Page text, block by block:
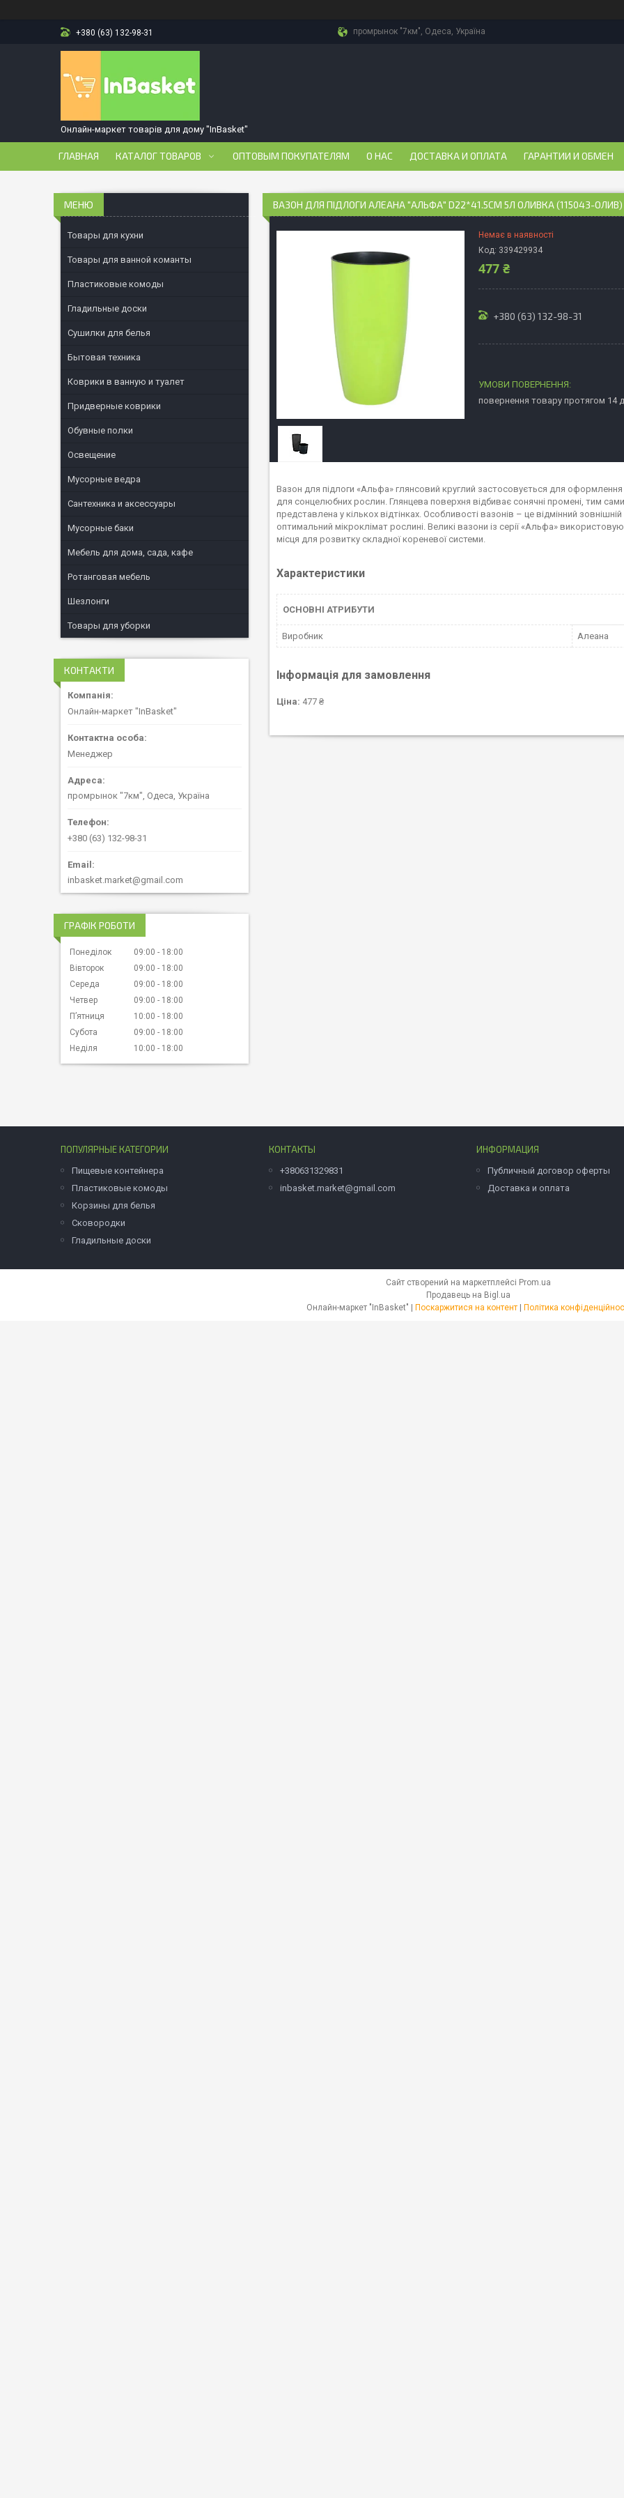
+380 (63) 132-98-31 промрынок "7км", Одеса, Україна
Онлайн-маркет товарів для дому "InBasket"
ГЛАВНАЯ КАТАЛОГ ТОВАРОВ ОПТОВЫМ ПОКУПАТЕЛЯМ О НАС ДОСТАВКА И ОПЛАТА ГАРАНТИИ И ОБМЕН
ВАЗОН ДЛЯ ПІДЛОГИ АЛЕАНА "АЛЬФА" D22*41.5СМ 5Л ОЛИВКА (115043-ОЛИВ)
Немає в наявності
Код: 339429934
477 ₴
+380 (63) 132-98-31
повернення товару протягом 14
Вазон для підлоги «Альфа» глянсовий круглий застосовується для
для сонцелюбних рослин. Глянцева поверхня відбиває сонячні промені, тим
представлена ​​у кількох відтінках. Особливості вазонів – це відмінний
оптимальний мікроклімат рослині. Великі вазони із серії «Альфа»
місця для розвитку складної кореневої системи.
Характеристики
ОСНОВНІ АТРИБУТИ
Виробник Алеана
Інформація для замовлення
Ціна: 477 ₴
Товары для кухни
Товары для ванной команты
Пластиковые комоды
Гладильные доски
Сушилки для белья
Бытовая техника
Коврики в ванную и туалет
Придверные коврики
Обувные полки
Освещение
Мусорные ведра
Сантехника и аксессуары
Мусорные баки
Мебель для дома, сада, кафе
Ротанговая мебель
Шезлонги
Товары для уборки
КОНТАКТИ
Онлайн-маркет "InBasket"
Менеджер
промрынок "7км", Одеса, Україна
+380 (63) 132-98-31
inbasket.market@gmail.com
ГРАФІК РОБОТИ
Понеділок 09:00
18:00
Вівторок
09:00
18:00
Середа
09:00
18:00
Четвер
09:00
18:00
Пʼятниця
10:00
18:00
Субота
09:00
18:00
Неділя
10:00 18:00
ПОПУЛЯРНЫЕ КАТЕГОРИИ
Пищевые контейнера
Пластиковые комоды
Корзины для белья
Сковородки
Гладильные доски
КОНТАКТЫ
+380631329831
inbasket.market@gmail.com
ИНФОРМАЦИЯ
Публичный договор оферты
Доставка и оплата
Сайт створений на маркетплейсі Prom.ua
Продавець на Bigl.ua
Поскаржитися на контент Політика